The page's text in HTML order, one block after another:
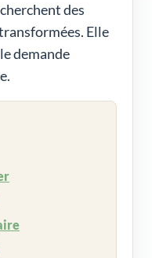
des
Elle
demande